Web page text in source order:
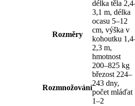
Rozměry
délka těla
3,1 m, délka
ocasu 5–12
cm, výška v
kohoutku
2,3 m,
hmotnost
200–825 kg
Rozmnožování
březost 224–
243 dny,
počet mláďat
1–2